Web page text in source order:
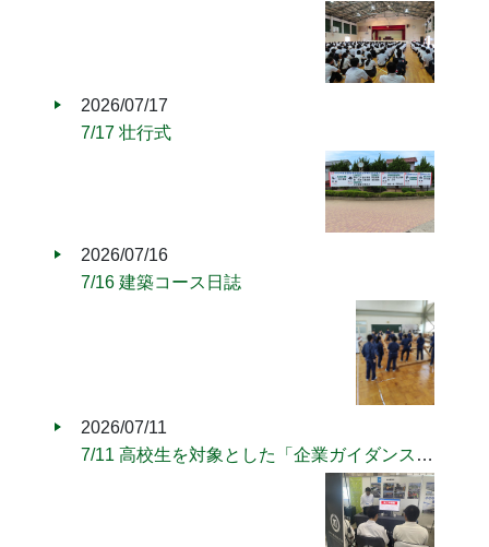
2026/07/17
7/17 壮行式
2026/07/16
7/16 建築コース日誌
2026/07/11
7/11 高校生を対象とした「企業ガイダンス2026」